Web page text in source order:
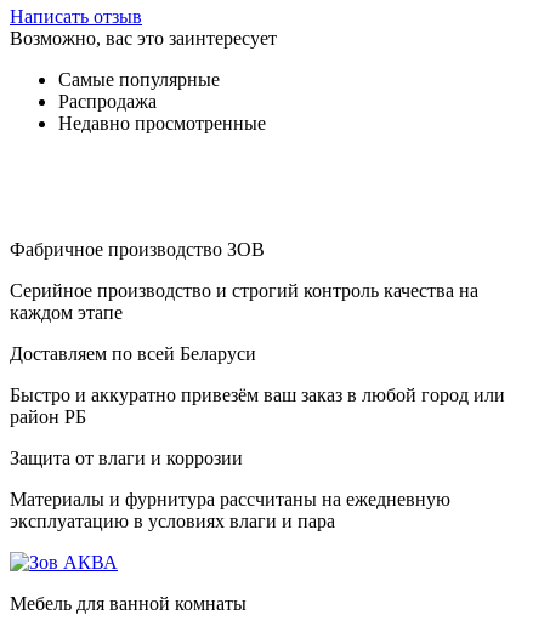
Написать отзыв
Возможно, вас это заинтересует
Самые популярные
Распродажа
Недавно просмотренные
Фабричное производство ЗОВ
Серийное производство и строгий контроль качества на
каждом этапе
Доставляем по всей Беларуси
Быстро и аккуратно привезём ваш заказ в любой город или
район РБ
Защита от влаги и коррозии
Материалы и фурнитура рассчитаны на ежедневную
эксплуатацию в условиях влаги и пара
Мебель для ванной комнаты